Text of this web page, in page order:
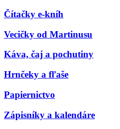
Čítačky e-kníh
Vecičky od Martinusu
Káva, čaj a pochutiny
Hrnčeky a fľaše
Papiernictvo
Zápisníky a kalendáre